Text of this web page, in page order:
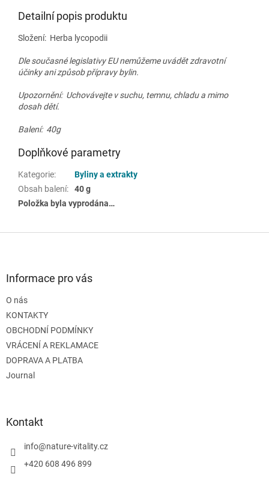
Detailní popis produktu
Složení: Herba lycopodii
Dle současné legislativy EU nemůžeme uvádět zdravotní
účinky ani způsob přípravy bylin.
Upozornění: Uchovávejte v suchu, temnu, chladu a mimo
dosah dětí.
Balení: 40g
Doplňkové parametry
Kategorie:
Byliny a extrakty
Obsah balení:
40 g
Položka byla vyprodána…
Informace pro vás
O nás
KONTAKTY
OBCHODNÍ PODMÍNKY
VRÁCENÍ A REKLAMACE
DOPRAVA A PLATBA
Journal
Kontakt
info@nature-vitality.cz
+420 608 496 899